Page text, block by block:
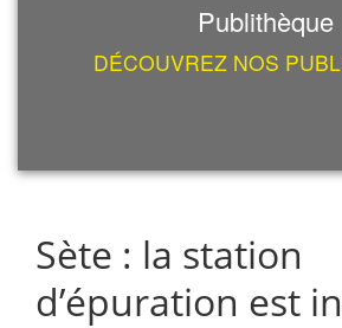
Publithèque
DÉCOUVREZ NOS
Sète : la station
d’épuration est